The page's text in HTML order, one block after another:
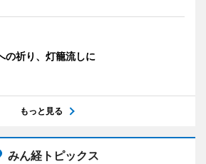
の祈り、灯籠流しに
もっと見る
みん経トピックス